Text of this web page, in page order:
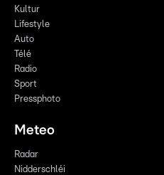
Kultur
Lifestyle
Auto
Télé
Radio
Sport
Pressphoto
Meteo
Radar
Nidderschléi